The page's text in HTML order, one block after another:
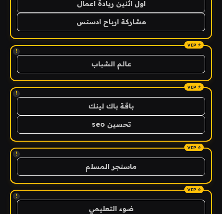
اول اثنين ريادة اعمال
مشاركة ارباح ادسنس
!
عالم الشباب
!
باقة باك لينك
تحسين seo
!
ماسنجر المسلم
!
ضوء التعليمي